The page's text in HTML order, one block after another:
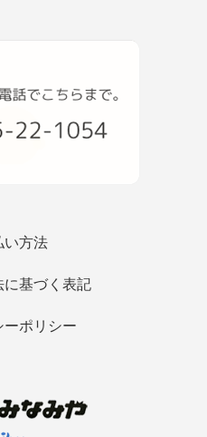
い方法
に基づく表記
ーポリシー